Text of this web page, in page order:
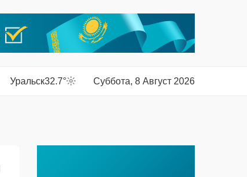
Уральск32.7° Суббота, 8 Август 2026